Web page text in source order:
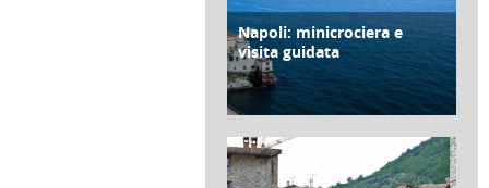
ATTIVITÀ
Napoli: minicrociera e
visita guidata
18 Giugno 2026